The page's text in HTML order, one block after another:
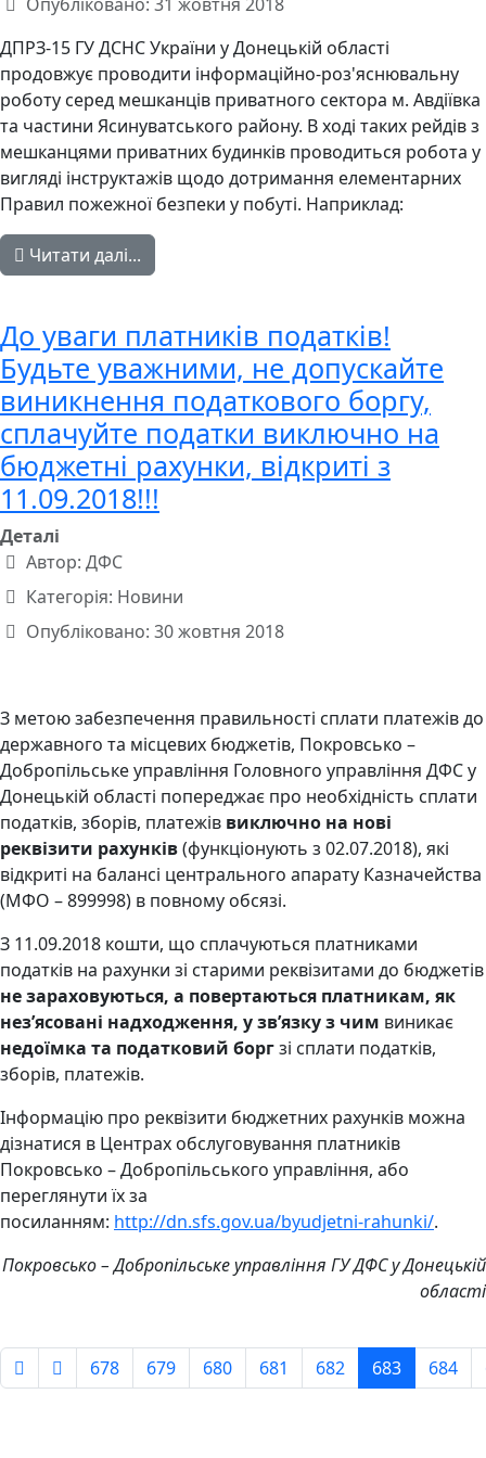
ДПРЗ-15 ГУ ДСНС України у Донецькій області
продовжує проводити інформаційно-роз'яснювальну
роботу серед мешканців приватного сектора м. Авдіївка
та частини Ясинуватського району. В ході таких рейдів з
мешканцями приватних будинків проводиться робота у
вигляді інструктажів щодо дотримання елементарних
Правил пожежної безпеки у побуті. Наприклад:
Читати далі...
До уваги платників податків!
Будьте уважними, не допускайте
виникнення податкового боргу,
сплачуйте податки виключно на
бюджетні рахунки, відкриті з
11.09.2018!!!
Деталі
Автор: ДФС
Категорія: Новини
Опубліковано: 30 жовтня 2018
З метою забезпечення правильності сплати платежів до
державного та місцевих бюджетів, Покровсько –
Добропільське управління Головного управління ДФС у
Донецькій області попереджає про необхідність сплати
податків, зборів, платежів виключно на нові
реквізити рахунків(функціонують з 02.07.2018), які
відкриті на балансі центрального апарату Казначейства
(МФО – 899998) в повному обсязі.
З 11.09.2018 кошти, що сплачуються платниками
податків на рахунки зі старими реквізитами до бюджетів
не зараховуються, а повертаються платникам, як
нез’ясовані надходження, у зв’язку з чим виникає
недоїмка та податковий боргзі сплати податків,
зборів, платежів.
Інформацію про реквізити бюджетних рахунків можна
дізнатися в Центрах обслуговування платників
Покровсько – Добропільського управління, або
переглянути їх за
посиланням: http://dn.sfs.gov.ua/byudjetni-rahunki/.
Покровсько – Добропільське управління ГУ ДФС у Донецькій
області
Сторінка 683 із 779
678 679 680 681 682 683 684